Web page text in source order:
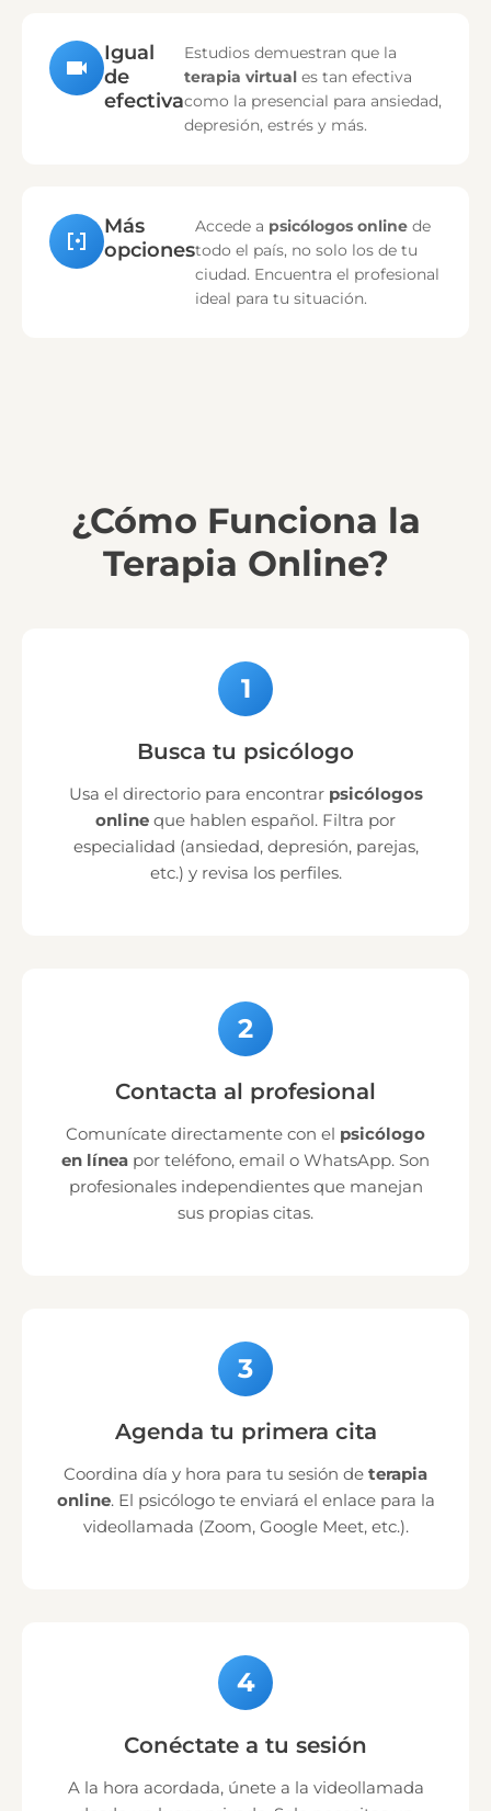
Igual
de
efectiva
Estudios demuestran que la
terapia virtual es tan efectiva
como la presencial para ansiedad,
depresión, estrés y más.
Más
opciones
Accede a psicólogos online de
todo el país, no solo los de tu
ciudad. Encuentra el profesional
ideal para tu situación.
¿Cómo Funciona la
Terapia Online?
1
Busca tu psicólogo
Usa el directorio para encontrar psicólogos
online que hablen español. Filtra por
especialidad (ansiedad, depresión, parejas,
etc.) y revisa los perfiles.
2
Contacta al profesional
Comunícate directamente con el psicólogo
en línea por teléfono, email o WhatsApp. Son
profesionales independientes que manejan
sus propias citas.
3
Agenda tu primera cita
Coordina día y hora para tu sesión de terapia
online. El psicólogo te enviará el enlace para la
videollamada (Zoom, Google Meet, etc.).
4
Conéctate a tu sesión
A la hora acordada, únete a la videollamada